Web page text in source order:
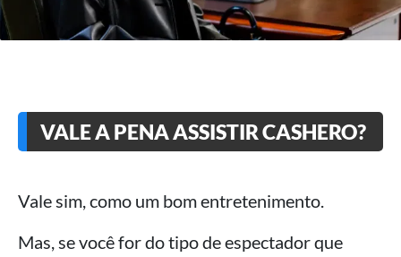
VALE A PENA ASSISTIR CASHERO?
Vale sim, como um bom entretenimento.
Mas, se você for do tipo de espectador que